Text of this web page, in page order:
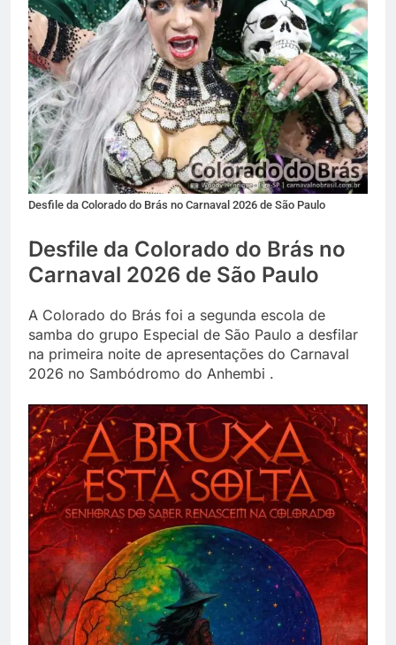
Desfile da Colorado do Brás no Carnaval 2026 de São Paulo
Desfile da Colorado do Brás no
Carnaval 2026 de São Paulo
A Colorado do Brás foi a segunda escola de
samba do grupo Especial de São Paulo a desfilar
na primeira noite de apresentações do Carnaval
2026 no Sambódromo do Anhembi .